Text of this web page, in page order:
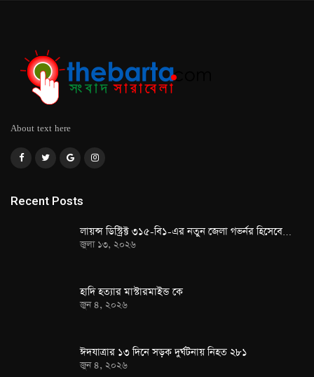
About text here
Recent Posts
লায়ন্স ডিস্ট্রিক্ট ৩১৫-বি১-এর নতুন জেলা গভর্নর হিসেবে…
জুলা ১৩, ২০২৬
হাদি হত্যার মাস্টারমাইন্ড কে
জুন ৪, ২০২৬
ঈদযাত্রার ১৩ দিনে সড়ক দুর্ঘটনায় নিহত ২৮১
জুন ৪, ২০২৬